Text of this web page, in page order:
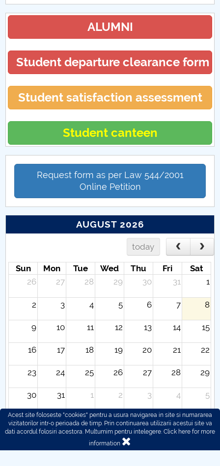
ALUMNI
Student departure clearance form
Student satisfaction assessment
Student canteen
Request form as per Law 544/2001
Online Petition
AUGUST 2026
today
Sun Mon Tue Wed Thu Fri
Sat
26
27 28 29 30 31 1
2 3 4 5 6 7 8
9 10 11 12 13 14 15
16 17 18 19 20 21 22
23 24 25 26 27 28 29
30 31 1 2 3 4 5
Acest site foloseste "cookies" pentru a usura navigarea in site si numararea
vizitatorilor intr-o perioada de timp. Prin continuarea utilizarii acestui site va
dati acordul folosiri acestora. Multumim pentru intelegere. Click here for more
information